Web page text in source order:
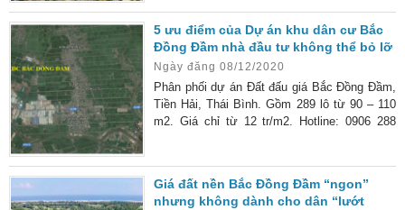
ngay dưới đây. Bạn sẽ biết được đây có thực
sự là kênh đầu tư hấp dẫn hay không. Dự án
đất nền Bắc Đồng Đầm có tính thanh
5 ưu điểm của Dự án khu dân cư Bắc
Đồng Đầm nhà đầu tư không thể bỏ lỡ
Ngày đăng 08/12/2020
Phân phối dự án Đất đấu giá Bắc Đồng Đầm,
Tiền Hải, Thái Bình. Gồm 289 lô từ 90 – 110
m2. Giá chỉ từ 12 tr/m2. Hotline: 0906 288
Giá đất nền Bắc Đồng Đầm “ngon”
nhưng không dành cho dân “lướt